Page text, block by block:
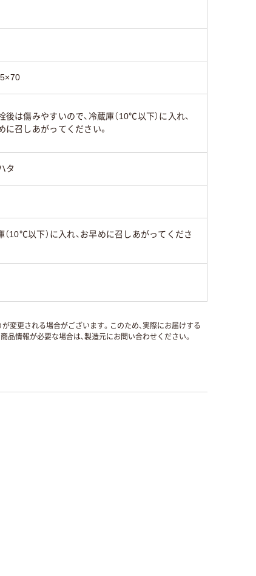
後は傷みやすいので、冷蔵庫（10℃以下）に入れ、
に召しあがってください。
タ
10℃以下）に入れ、お早めに召しあがってくださ
が変更される場合がございます。このため、実際にお届けする
情報が必要な場合は、製造元にお問い合わせください。